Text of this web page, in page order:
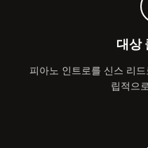
대상
피아노 인트로를 신스 리
립적으